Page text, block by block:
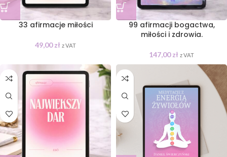
33 afirmacje miłości
49,00zł z VAT
99 afirmacji bogactwa,
miłości i zdrowia.
147,00zł z VAT